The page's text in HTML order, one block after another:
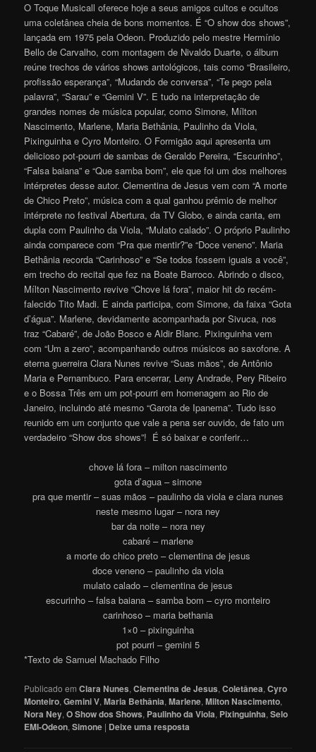
O Toque Musicall oferece hoje a seus amigos cultos e ocultos
uma coletânea cheia de bons momentos. É “O show dos shows”,
lançada em 1975 pela Odeon. Produzido pelo mestre Hermínio
Bello de Carvalho, com montagem de Nivaldo Duarte, o álbum
reúne trechos de vários shows antológicos, tais como “Brasileiro,
profissão esperança”, “Mudando de conversa”, “Te pego pela
palavra”, “Sarau” e “Gemini V”. E tudo na interpretação de
grandes nomes de música popular, como Simone, Mílton
Nascimento, Marlene, Maria Bethânia, Paulinho da Viola,
Pixinguinha e Cyro Monteiro. O Formigão aqui apresenta um
delicioso pot-pourri de sambas de Geraldo Pereira, “Escurinho”,
“Falsa baiana” e “Que samba bom”, ele que foi um dos melhores
intérpretes desse autor. Clementina de Jesus vem com “A morte
de Chico Preto”, música com a qual ganhou prêmio de melhor
intérprete no festival Abertura, da TV Globo, e ainda canta, em
dupla com Paulinho da Viola, “Mulato calado”. O próprio Paulinho
ainda comparece com “Pra que mentir?”e “Doce veneno”. Maria
Bethânia recorda “Carinhoso” e “Se todos fossem iguais a você”,
em trecho do recital que fez na Boate Barroco. Abrindo o disco,
Mílton Nascimento revive “Chove lá fora”, maior hit do recém-
falecido Tito Madi. E ainda participa, com Simone, da faixa “Gota
d’água”. Marlene, devidamente acompanhada por Sivuca, nos
traz “Cabaré”, de João Bosco e Aldir Blanc. Pixinguinha vem
com “Um a zero”, acompanhando outros músicos ao saxofone. A
eterna guerreira Clara Nunes revive “Suas mãos”, de Antônio
Maria e Pernambuco. Para encerrar, Leny Andrade, Pery Ribeiro
e o Bossa Três em um pot-pourri em homenagem ao Rio de
Janeiro, incluindo até mesmo “Garota de Ipanema”. Tudo isso
reunido em um conjunto que vale a pena ser ouvido, de fato um
verdadeiro “Show dos shows”! É só baixar e conferir…
chove lá fora – milton nascimento
gota d’agua – simone
pra que mentir – suas mãos – paulinho da viola e clara nunes
neste mesmo lugar – nora ney
bar da noite – nora ney
cabaré – marlene
a morte do chico preto – clementina de jesus
doce veneno – paulinho da viola
mulato calado – clementina de jesus
escurinho – falsa baiana – samba bom – cyro monteiro
carinhoso – maria bethania
1×0 – pixinguinha
pot pourri – gemini 5
*Texto de Samuel Machado Filho
Publicado em Clara Nunes,Clementina de Jesus,Coletânea,Cyro
Monteiro,Gemini V,Maria Bethânia,Marlene,Milton Nascimento,
Nora Ney,O Show dos Shows, Paulinho da Viola, Pixinguinha,Selo
EMI-Odeon,Simone | Deixe uma resposta